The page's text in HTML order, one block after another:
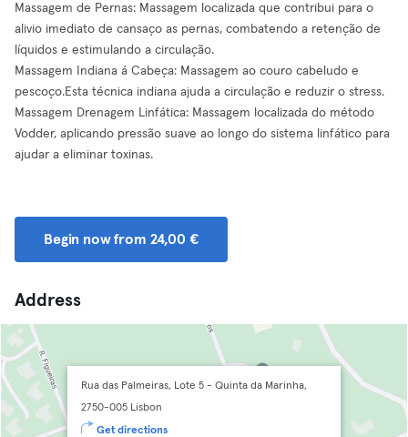
Massagem de Pernas: Massagem localizada que contribui para o
alivio imediato de cansaço as pernas, combatendo a retenção de
líquidos e estimulando a circulação.
Massagem Indiana á Cabeça: Massagem ao couro cabeludo e
pescoço.Esta técnica indiana ajuda a circulação e reduzir o stress.
Massagem Drenagem Linfática: Massagem localizada do método
Vodder, aplicando pressão suave ao longo do sistema linfático para
ajudar a eliminar toxinas.
Begin now from 24,00 €
Address
Rua das Palmeiras, Lote 5 - Quinta da Marinha,
2750-005 Lisbon
Get directions